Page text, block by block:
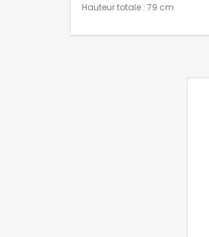
Hauteur totale : 79 cm